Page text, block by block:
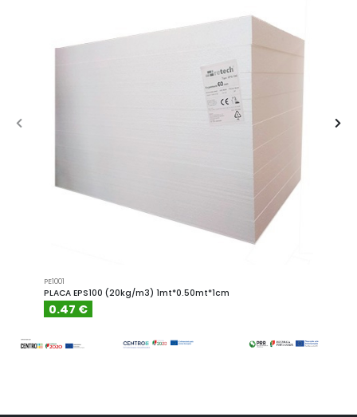
PE1001
PLACA EPS100 (20kg/m3) 1mt*0.50mt*1cm
0.47 €